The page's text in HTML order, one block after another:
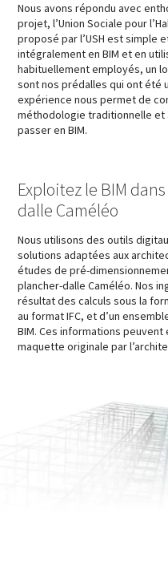
Nous avons répondu avec
projet, l’Union Sociale pour
proposé par l’USH est simple
intégralement en BIM et en
habituellement employés, un
sont nos prédalles qui ont été
expérience nous permet de
méthodologie traditionnelle et
passer en BIM.
Exploitez le BIM
dalle Caméléo
Nous utilisons des outils
solutions adaptées aux
études de pré-
plancher-dalle Caméléo. Nos
résultat des calculs sous la
au format IFC, et d’un
BIM. Ces informations
maquette originale par